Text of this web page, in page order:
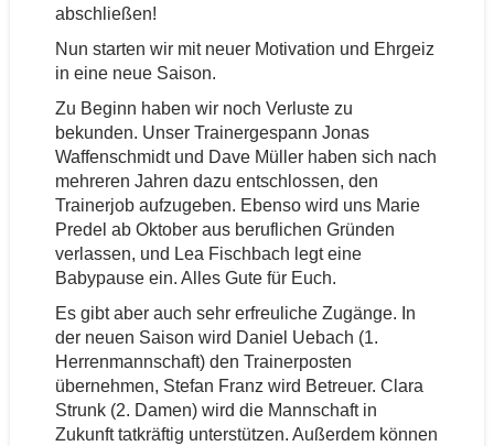
abschließen!
Nun starten wir mit neuer Motivation und Ehrgeiz
in eine neue Saison.
Zu Beginn haben wir noch Verluste zu
bekunden. Unser Trainergespann Jonas
Waffenschmidt und Dave Müller haben sich nach
mehreren Jahren dazu entschlossen, den
Trainerjob aufzugeben. Ebenso wird uns Marie
Predel ab Oktober aus beruflichen Gründen
verlassen, und Lea Fischbach legt eine
Babypause ein. Alles Gute für Euch.
Es gibt aber auch sehr erfreuliche Zugänge. In
der neuen Saison wird Daniel Uebach (1.
Herrenmannschaft) den Trainerposten
übernehmen, Stefan Franz wird Betreuer. Clara
Strunk (2. Damen) wird die Mannschaft in
Zukunft tatkräftig unterstützen. Außerdem können